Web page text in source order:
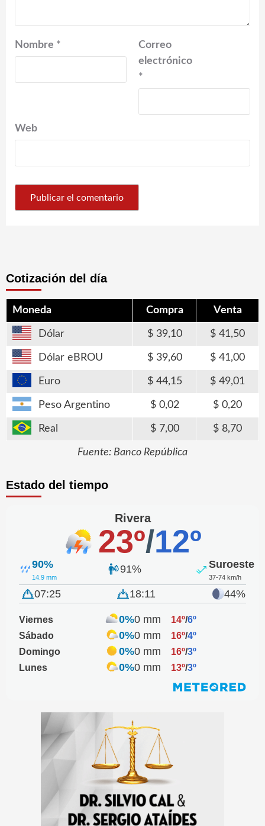
Nombre *
Correo
electrónico
*
Web
Cotización del día
Moneda Compra Venta
Dólar 39,10 41,50
Dólar eBROU 39,60 41,00
Euro 44,15 49,01
Peso Argentino 0,02 0,20
Real 7,00 8,70
Fuente: Banco República
Estado del tiempo
Rivera
23º/12º
90%
14.9 mm
91% Suroeste
37-74 km/h
07:25 18:11 44%
Viernes 0%0 mm 14º/6º
Sábado
0%0 mm 16º/4º
Domingo
0%0 mm 16º/3º
Lunes
0%0 mm 13º/3º